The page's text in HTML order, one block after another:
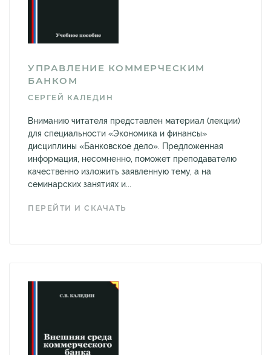
УПРАВЛЕНИЕ КОММЕРЧЕСКИМ
БАНКОМ
СЕРГЕЙ КАЛЕДИН
Вниманию читателя представлен материал (лекции)
для специальности «Экономика и финансы»
дисциплины «Банковское дело». Предложенная
информация, несомненно, поможет преподавателю
качественно изложить заявленную тему, а на
семинарских занятиях и...
ПЕРЕЙТИ И СКАЧАТЬ